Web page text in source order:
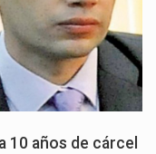
10 años de cárcel